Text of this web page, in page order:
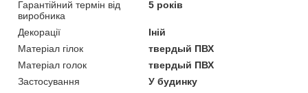
Гарантійний термін від
виробника
5 років
Декорації
Іній
Матеріал гілок
твердый ПВХ
Матеріал голок
твердый ПВХ
Застосування
У будинку